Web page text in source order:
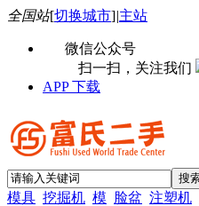
全国站[切换城市]|主站
微信公众号
扫一扫，关注我们
APP 下载
模具 挖掘机 模 脸盆 注塑机